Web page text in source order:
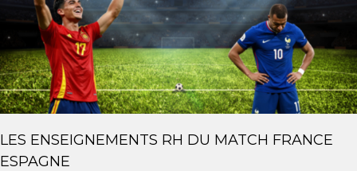
LES ENSEIGNEMENTS RH DU MATCH FRANCE
ESPAGNE